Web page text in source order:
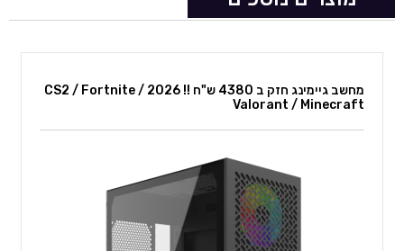
מחשב גיימינג חזק ב 4380 ש"ח !! 2026 CS2 / Fortnite /
Valorant / Minecraft